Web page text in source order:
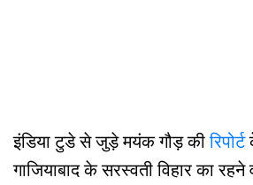
इंडिया टुडे से जुड़े मयंक गौड़ कीरिपोर्ट
गाजियाबाद के सरस्वती विहार का रहने